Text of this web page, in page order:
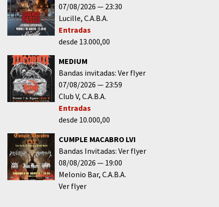
07/08/2026
23:30
Lucille C.A.B.A.
Entradas
desde 13.000,00
MEDIUM
Bandas invitadas: Ver flyer
07/08/2026
23:59
Club V C.A.B.A.
Entradas
desde 10.000,00
CUMPLE MACABRO LVI
Bandas Invitadas: Ver flyer
08/08/2026
19:00
Melonio Bar C.A.B.A.
Ver flyer